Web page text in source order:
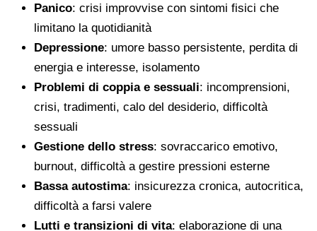
Panico: crisi improvvise con sintomi fisici che
limitano la quotidianità
Depressione: umore basso persistente, perdita di
energia e interesse, isolamento
Problemi di coppia e sessuali: incomprensioni,
crisi, tradimenti, calo del desiderio, difficoltà
sessuali
Gestione dello stress: sovraccarico emotivo,
burnout, difficoltà a gestire pressioni esterne
Bassa autostima: insicurezza cronica, autocritica,
difficoltà a farsi valere
Lutti e transizioni di vita: elaborazione di una